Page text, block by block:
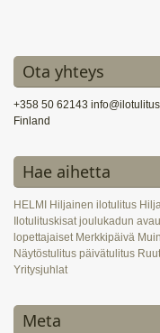
Ota yhteys
+358 50 62143
Finland
Hae aihetta
HELMI Hiljainen ilotulitus
Ilotulituskisat joulukadun
lopettajaiset Merkkipäivä
Näytöstulitus päivätulitus
Yritysjuhlat
Meta